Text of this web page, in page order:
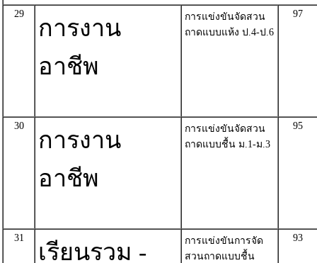
29
การงาน
อาชีพ
การแข่งขันจัดสวน
ถาดแบบแห้ง ป.4-ป.6
97
30
การงาน
อาชีพ
การแข่งขันจัดสวน
ถาดแบบชื้น ม.1-ม.3
95
31
เรียนรวม -
การแข่งขันการจัด
สวนถาดแบบชื้น
93